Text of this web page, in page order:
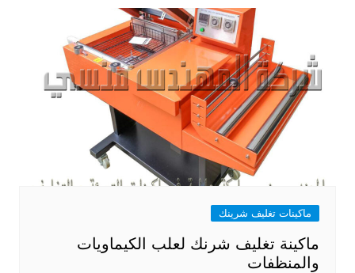
ماكينات تغليف شرينك
ماكينة تغليف شرنك لعلب الكيماويات
والمنظفات